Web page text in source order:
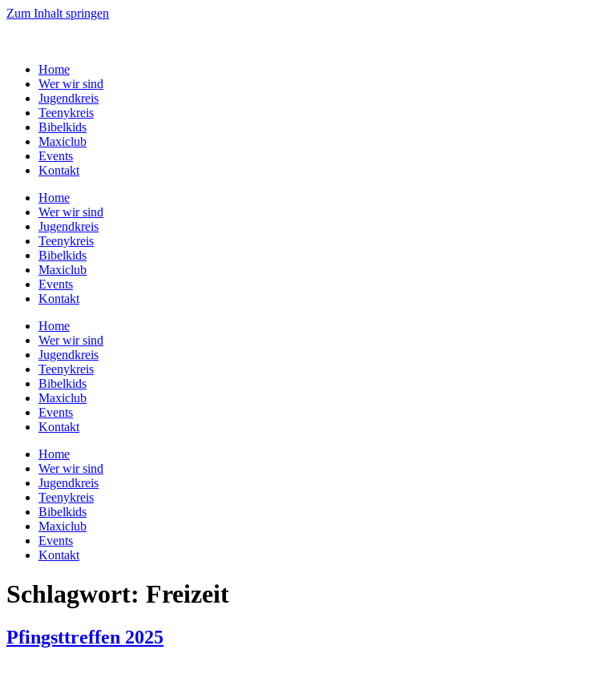
Zum Inhalt springen
Home
Wer wir sind
Jugendkreis
Teenykreis
Bibelkids
Maxiclub
Events
Kontakt
Home
Wer wir sind
Jugendkreis
Teenykreis
Bibelkids
Maxiclub
Events
Kontakt
Home
Wer wir sind
Jugendkreis
Teenykreis
Bibelkids
Maxiclub
Events
Kontakt
Home
Wer wir sind
Jugendkreis
Teenykreis
Bibelkids
Maxiclub
Events
Kontakt
Schlagwort: Freizeit
Pfingsttreffen 2025